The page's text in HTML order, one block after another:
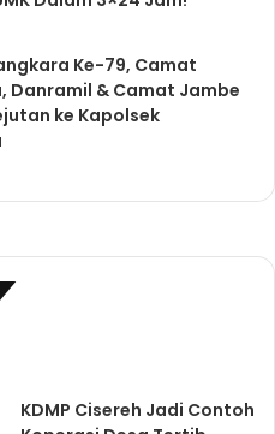
Ke-79, Camat
Danramil & Camat Jambe
ke Kapolsek
KDMP Cisereh Jadi Contoh